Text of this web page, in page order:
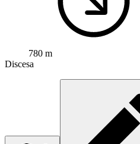
780 m
Discesa